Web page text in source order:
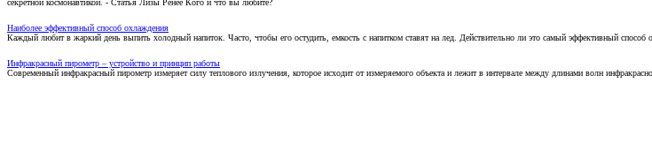
секретной космонавтикой. - Статья Лизы Ренее Кого и что вы любите?
Наиболее эффективный способ охлаждения
Каждый любит в жаркий день выпить холодный напиток. Часто, чтобы его остудить, емкость с напитком ставят на лед. Действительно ли это самый эффективный способ
Инфракрасный пирометр – устройство и принцип работы
Современный инфракрасный пирометр измеряет силу теплового излучения, которое исходит от измеряемого объекта и лежит в интервале между длинами волн